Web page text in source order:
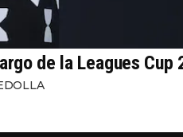
de la Leagues Cup